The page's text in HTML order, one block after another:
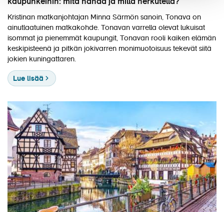
kaupunkeihin: mitä nähdä ja millä herkutella?
Kristinan matkanjohtajan Minna Särmön sanoin, Tonava on
ainutlaatuinen matkakohde. Tonavan varrella olevat lukuisat
isommat ja pienemmät kaupungit, Tonavan rooli kaiken elämän
keskipisteenä ja pitkän jokivarren monimuotoisuus tekevät siitä
jokien kuningattaren.
Lue lisää